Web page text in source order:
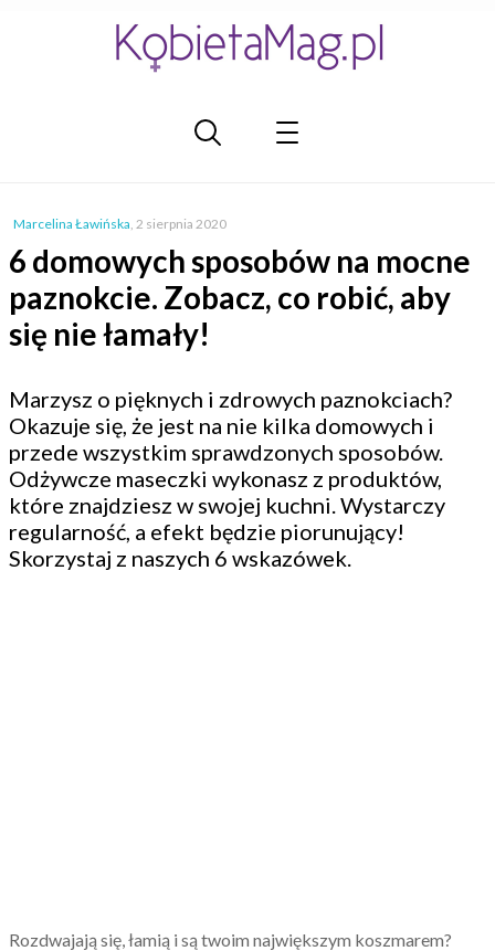
Marcelina Ławińska, 2 sierpnia 2020
6 domowych sposobów na mocne
paznokcie. Zobacz, co robić, aby
się nie łamały!
Marzysz o pięknych i zdrowych paznokciach?
Okazuje się, że jest na nie kilka domowych i
przede wszystkim sprawdzonych sposobów.
Odżywcze maseczki wykonasz z produktów,
które znajdziesz w swojej kuchni. Wystarczy
regularność, a efekt będzie piorunujący!
Skorzystaj z naszych 6 wskazówek.
Rozdwajają się, łamią i są twoim największym koszmarem?